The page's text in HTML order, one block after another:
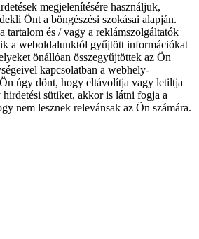
megjelenítésére használjuk,
Önt a böngészési szokásai alapján.
tartalom és / vagy a reklámszolgáltatók
a weboldalunktól gyűjtött információkat
önállóan összegyűjtöttek az Ön
kapcsolatban a webhely-
úgy dönt, hogy eltávolítja vagy letiltja
sütiket, akkor is látni fogja a
nem lesznek relevánsak az Ön számára.